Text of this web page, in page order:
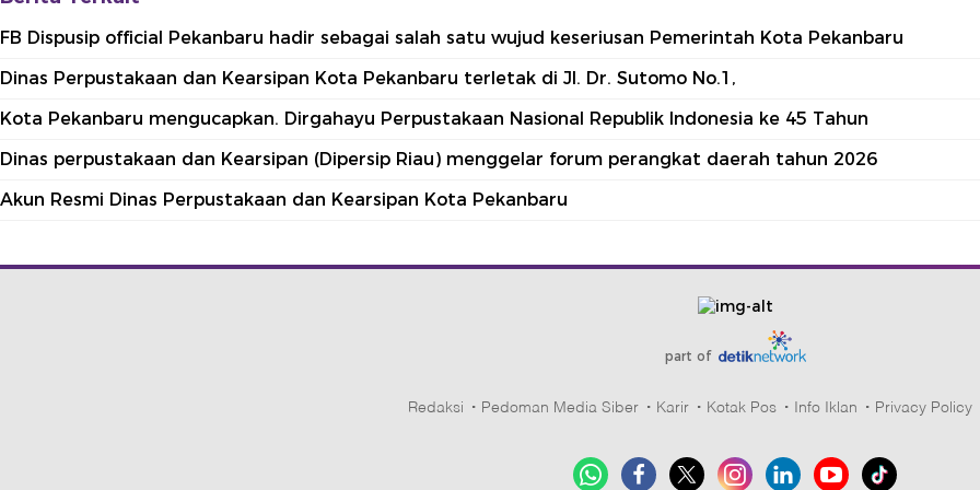
FB Dispusip official Pekanbaru hadir sebagai salah satu wujud keseriusan Pemerintah Kota Pekanbaru
Dinas Perpustakaan dan Kearsipan Kota Pekanbaru terletak di Jl. Dr. Sutomo No.1,
Kota Pekanbaru mengucapkan. Dirgahayu Perpustakaan Nasional Republik Indonesia ke 45 Tahun
Dinas perpustakaan dan Kearsipan (Dipersip Riau) menggelar forum perangkat daerah tahun 2026
Akun Resmi Dinas Perpustakaan dan Kearsipan Kota Pekanbaru
part of
Redaksi Pedoman Media Siber Karir Kotak Pos Info Iklan Privacy Policy